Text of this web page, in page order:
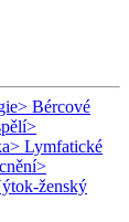
> Bércové
>
> Lymfatické
>
ženský